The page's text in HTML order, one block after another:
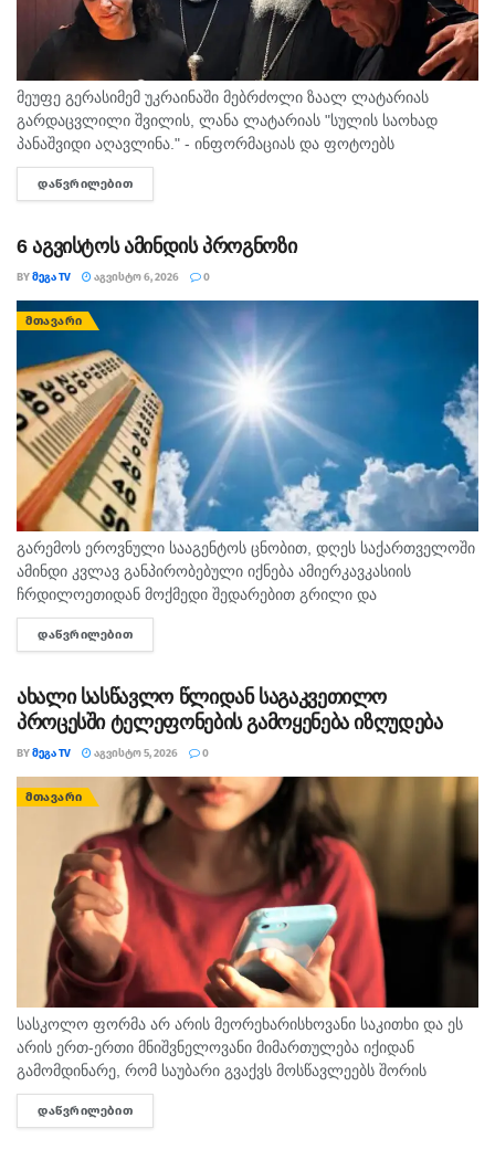
მეუფე გერასიმემ უკრაინაში მებრძოლი ზაალ ლატარიას
გარდაცვლილი შვილის, ლანა ლატარიას "სულის საოხად
პანაშვიდი აღავლინა." - ინფორმაციას და ფოტოებს
საპატრიარქოს საზოგადოებასთან ურთიერთობის სამსახური
სოციალურ ქსელში ავრცელებს. "ამა წლის 5 აგვისტოს
ᲓᲐᲬᲕᲠᲘᲚᲔᲑᲘᲗ
6 აგვისტოს ამინდის პროგნოზი
BYᲛᲔᲒᲐ TV ᲐᲒᲕᲘᲡᲢᲝ 6, 2026 0
ᲛᲗᲐᲕᲐᲠᲘ
გარემოს ეროვნული სააგენტოს ცნობით, დღეს საქართველოში
ამინდი კვლავ განპირობებული იქნება ამიერკავკასიის
ჩრდილოეთიდან მოქმედი შედარებით გრილი და
სამხრეთიდან გავრცელებული ცხელი ჰაერის მასების
ურთიერთქმედებით. საქართველოში მოსალოდნელია:
ზოგან ხანმოკლე...
ᲓᲐᲬᲕᲠᲘᲚᲔᲑᲘᲗ
ახალი სასწავლო წლიდან საგაკვეთილო
პროცესში ტელეფონების გამოყენება იზღუდება
BYᲛᲔᲒᲐ TV ᲐᲒᲕᲘᲡᲢᲝ 5, 2026 0
ᲛᲗᲐᲕᲐᲠᲘ
სასკოლო ფორმა არ არის მეორეხარისხოვანი საკითხი და ეს
არის ერთ-ერთი მნიშვნელოვანი მიმართულება იქიდან
გამომდინარე, რომ საუბარი გვაქვს მოსწავლეებს შორის
თანასწორობაზე, უსაფრთხო გარემოს უზრუნველყოფასა და
სწავლის ხარისხის ამაღლების ხელშეწყობაზე, ეს მსოფლიო
ᲓᲐᲬᲕᲠᲘᲚᲔᲑᲘᲗ